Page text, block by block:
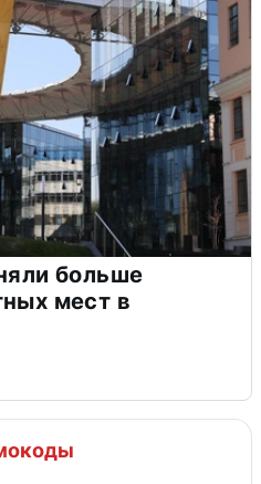
больше
мест в